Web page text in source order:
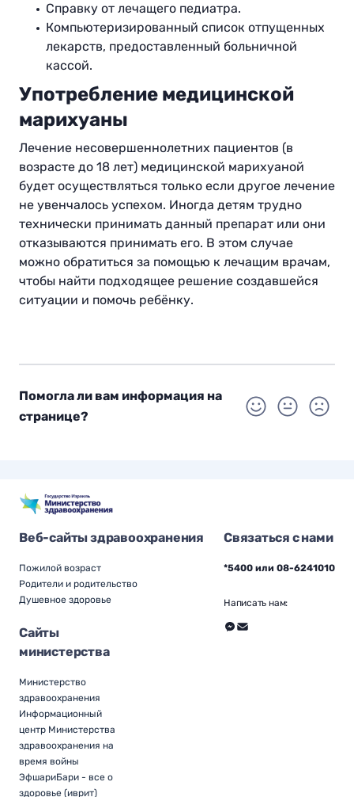
Справку от лечащего педиатра.
Компьютеризированный список отпущенных
лекарств, предоставленный больничной
кассой.
Употребление медицинской
марихуаны
Лечение несовершеннолетних пациентов (в
возрасте до 18 лет) медицинской марихуаной
будет осуществляться только если другое лечение
не увенчалось успехом. Иногда детям трудно
технически принимать данный препарат или они
отказываются принимать его. В этом случае
можно обратиться за помощью к лечащим врачам,
чтобы найти подходящее решение создавшейся
ситуации и помочь ребёнку.
Помогла ли вам информация на
странице?
Веб-сайты здравоохранения
Пожилой возраст
Родители и родительство
Душевное здоровье
Сайты
министерства
Министерство
здравоохранения
Информационный
центр Министерства
здравоохранения на
время войны
ЭфшариБари - все о
здоровье (иврит)
Связаться с нами
*5400 или 08-6241010
Написать нам: